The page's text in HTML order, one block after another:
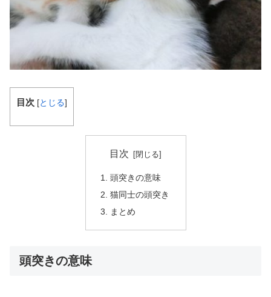
目次 [とじる]
目次
頭突きの意味
猫同士の頭突き
まとめ
頭突きの意味